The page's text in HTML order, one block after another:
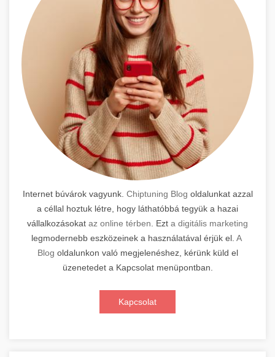
Internet búvárok vagyunk. Chiptuning Blog oldalunkat azzal
a céllal hoztuk létre, hogy láthatóbbá tegyük a hazai
vállalkozásokat az online térben . Ezt a digitális marketing
legmodernebb eszközeinek a használatával érjük el. A
Blog oldalunkon való megjelenéshez, kérünk küld el
üzenetedet a Kapcsolat menüpontban.
Kapcsolat